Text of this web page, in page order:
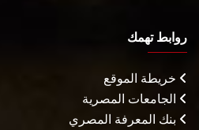
روابط تهمك
خريطة الموقع
الجامعات المصرية
بنك المعرفة المصري